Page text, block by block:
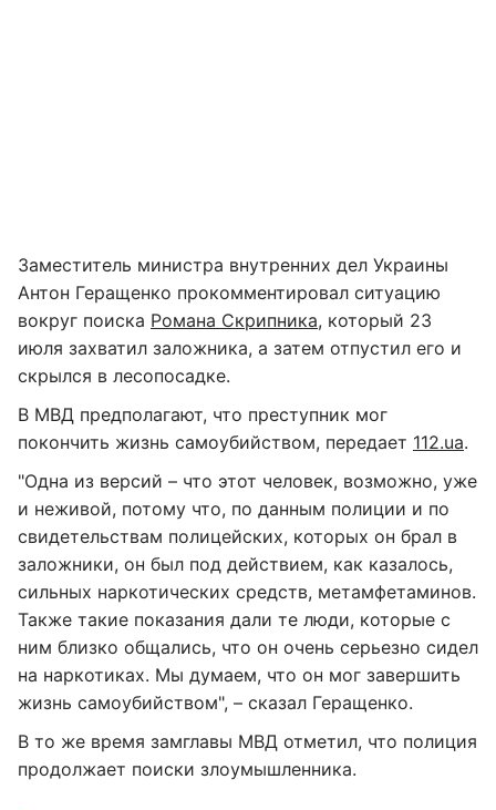
Заместитель министра внутренних дел Украины
Антон Геращенко прокомментировал ситуацию
вокруг поиска Романа Скрипника, который 23
июля захватил заложника, а затем отпустил его и
скрылся в лесопосадке.
В МВД предполагают, что преступник мог
покончить жизнь самоубийством, передает 112.ua.
"Одна из версий – что этот человек, возможно, уже
и неживой, потому что, по данным полиции и по
свидетельствам полицейских, которых он брал в
заложники, он был под действием, как казалось,
сильных наркотических средств, метамфетаминов.
Также такие показания дали те люди, которые с
ним близко общались, что он очень серьезно сидел
на наркотиках. Мы думаем, что он мог завершить
жизнь самоубийством", – сказал Геращенко.
В то же время замглавы МВД отметил, что полиция
продолжает поиски злоумышленника.